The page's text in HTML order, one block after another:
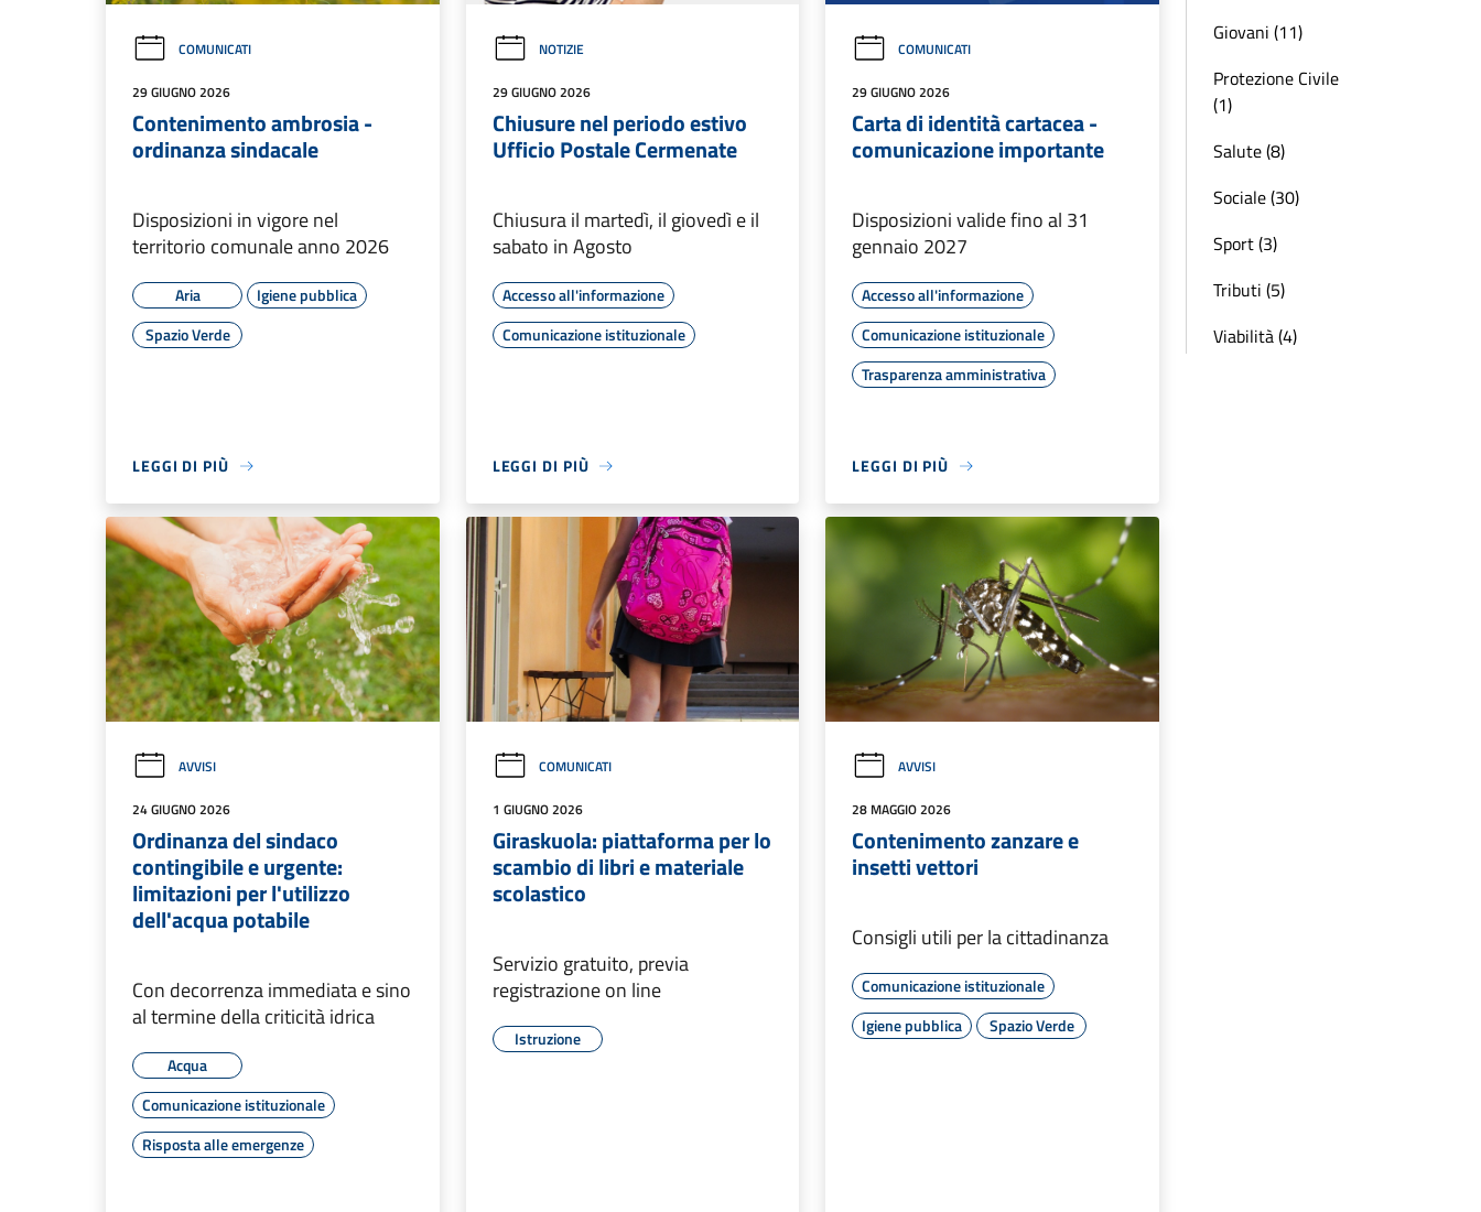
COMUNICATI
29 GIUGNO 2026
Contenimento ambrosia -
ordinanza sindacale
Disposizioni in vigore nel
territorio comunale anno 2026
Aria
Igiene pubblica
Spazio Verde
LEGGI DI PIÙ
NOTIZIE
29 GIUGNO 2026
Chiusure nel periodo estivo
Ufficio Postale Cermenate
Chiusura il martedì, il giovedì e il
sabato in Agosto
Accesso all'informazione
Comunicazione istituzionale
LEGGI DI PIÙ
COMUNICATI
29 GIUGNO 2026
Carta di identità cartacea -
comunicazione importante
Disposizioni valide fino al 31
gennaio 2027
Accesso all'informazione
Comunicazione istituzionale
Trasparenza amministrativa
LEGGI DI PIÙ
AVVISI
24 GIUGNO 2026
Ordinanza del sindaco
contingibile e urgente:
limitazioni per l'utilizzo
dell'acqua potabile
Con decorrenza immediata e sino
al termine della criticità idrica
Acqua
Comunicazione istituzionale
Risposta alle emergenze
COMUNICATI
1 GIUGNO 2026
Giraskuola: piattaforma per lo
scambio di libri e materiale
scolastico
Servizio gratuito, previa
registrazione on line
Istruzione
AVVISI
28 MAGGIO 2026
Contenimento zanzare e
insetti vettori
Consigli utili per la cittadinanza
Comunicazione istituzionale
Igiene pubblica
Spazio Verde
Giovani (11)
Protezione Civile
(1)
Salute (8)
Sociale (30)
Sport (3)
Tributi (5)
Viabilità (4)